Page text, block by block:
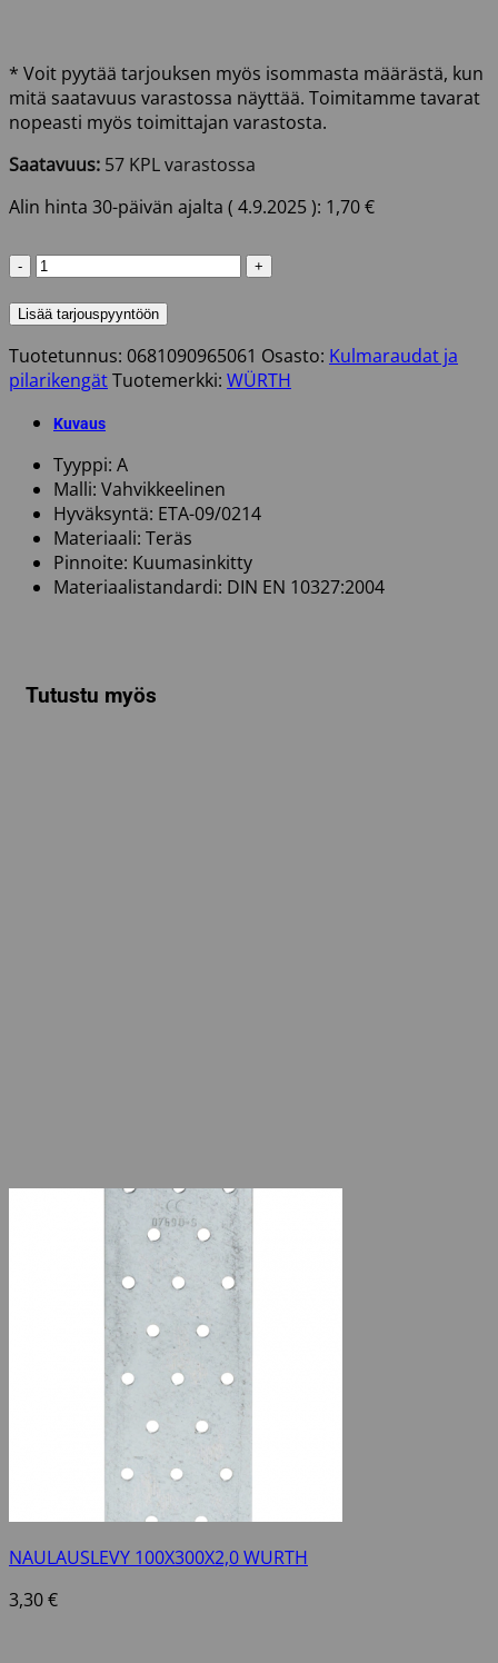
* Voit pyytää tarjouksen myös isommasta määrästä, kun
mitä saatavuus varastossa näyttää. Toimitamme tavarat
nopeasti myös toimittajan varastosta.
Saatavuus: 57 KPL varastossa
Alin hinta 30-päivän ajalta ( 4.9.2025): 1,70€
KULMALEVY
VAHVISTETTU
määrä
Lisää tarjouspyyntöön
Tuotetunnus: 0681090965061 Osasto: Kulmaraudat ja
pilarikengätTuotemerkki: WÜRTH
Kuvaus
Tyyppi: A
Malli: Vahvikkeelinen
Hyväksyntä: ETA-09/0214
Materiaali: Teräs
Pinnoite: Kuumasinkitty
Materiaalistandardi: DIN EN 10327:2004
Tutustu myös
NAULAUSLEVY 100X300X2,0 WURTH
3,30€